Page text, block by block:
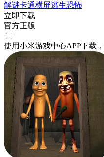
解谜卡通横屏逃生恐怖
立即下载
官方正版
使用小米游戏中心APP下载